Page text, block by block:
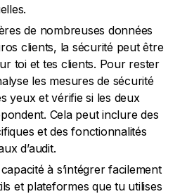
de nombreuses données
clients, la sécurité peut être
toi et tes clients. Pour rester
les mesures de sécurité
yeux et vérifie si les deux
Cela peut inclure des
et des fonctionnalités
d’audit.
à s’intégrer facilement
et plateformes que tu utilises